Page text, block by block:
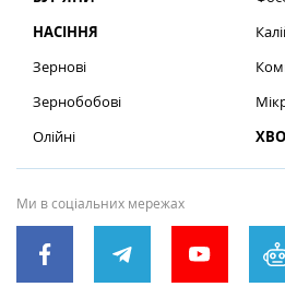
НАСІННЯ
Зернові
Зернобобові
Олійні
Ми в соціальних мережах